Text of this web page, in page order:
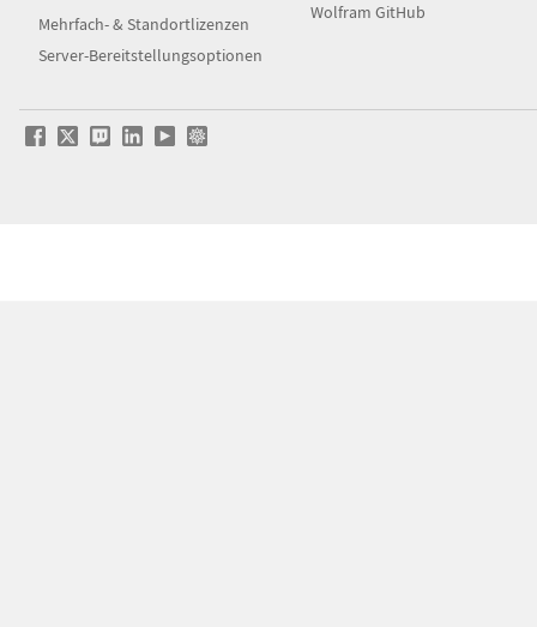
Mehrfach- & Standortlizenzen
Server-Bereitstellungsoptionen
Wolfram GitHub